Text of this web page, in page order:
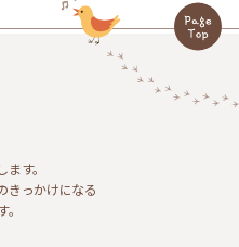
す。
きっかけになる